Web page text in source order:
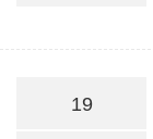
19